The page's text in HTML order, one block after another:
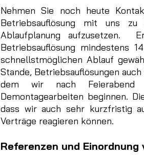
Nehmen Sie noch heute
Betriebsauflösung mit uns
Ablaufplanung aufzusetzen.
Betriebsauflösung mindestens
schnellstmöglichen Ablauf
Stande, Betriebsauflösungen
dem wir nach
Demontagearbeiten beginnen.
dass wir auch sehr kurzfristig
Verträge reagieren können.
Referenzen und Einordnung